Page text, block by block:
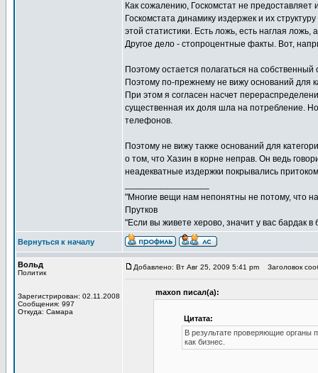
Как сожалению, Госкомстат не
Госкомстата динамику издержек и их
этой статистики. Есть ложь, есть наглая ложь,
Другое дело - стопроцентные факты. Вот,
Поэтому остается полагаться на
Поэтому по-прежнему не вижу оснований для
При этом я согласен насчет
существенная их доля шла на потребление.
телефонов.
Поэтому не вижу также оснований для
о том, что Хазин в корне неправ. Он ведь
неадекватные издержки покрывались
"Многие вещи нам непонятны не потому, что
Прутков
"Если вы живете херово, значит у вас бардак
Вернуться к началу
Вольд
Политик
Зарегистрирован: 02.11.2008
Сообщения: 997
Откуда: Самара
Добавлено: Вт Авг 25, 2009 5:41 pm Заголовок
maxon писал(а):
Цитата:
В результате проверяющие органы
как бизнес.